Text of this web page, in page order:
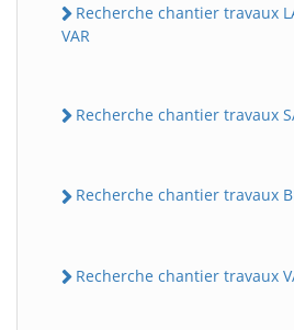
Recherche chantier travaux
VAR
Recherche chantier travaux
Recherche chantier travaux
Recherche chantier travaux